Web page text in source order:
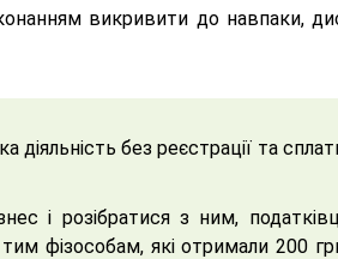
викривити до навпаки,
без реєстрації та
і розібратися з ним,
фізособам, які отримали 200